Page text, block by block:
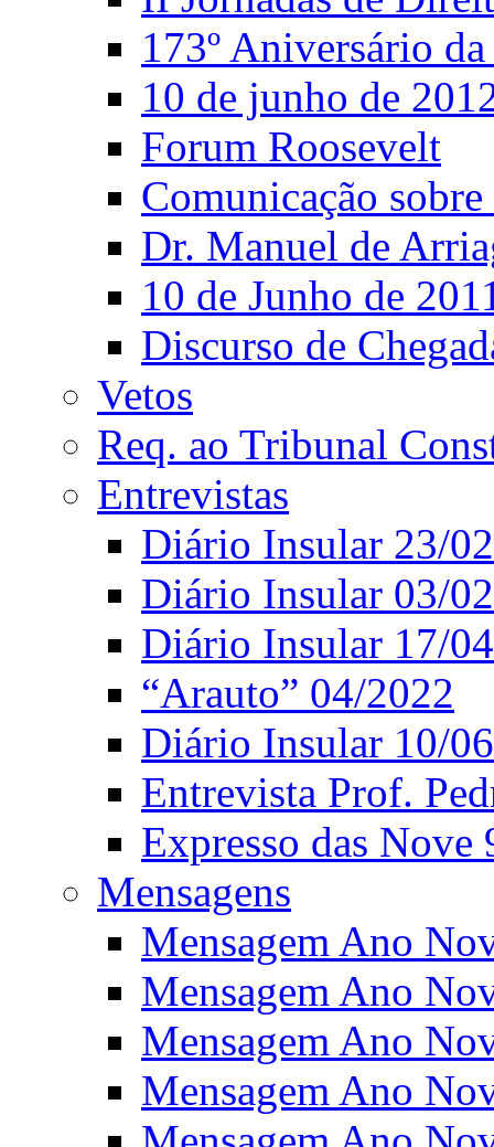
173º Aniversário
10 de junho de
Forum Roosevelt
Comunicação
Dr. Manuel de
10 de Junho de
Discurso de
Vetos
Req. ao Tribunal
Entrevistas
Diário Insular 23/
Diário Insular 03/
Diário Insular 17/
“Arauto” 04/2022
Diário Insular 10/
Entrevista Prof.
Expresso das Nove
Mensagens
Mensagem Ano
Mensagem Ano
Mensagem Ano
Mensagem Ano